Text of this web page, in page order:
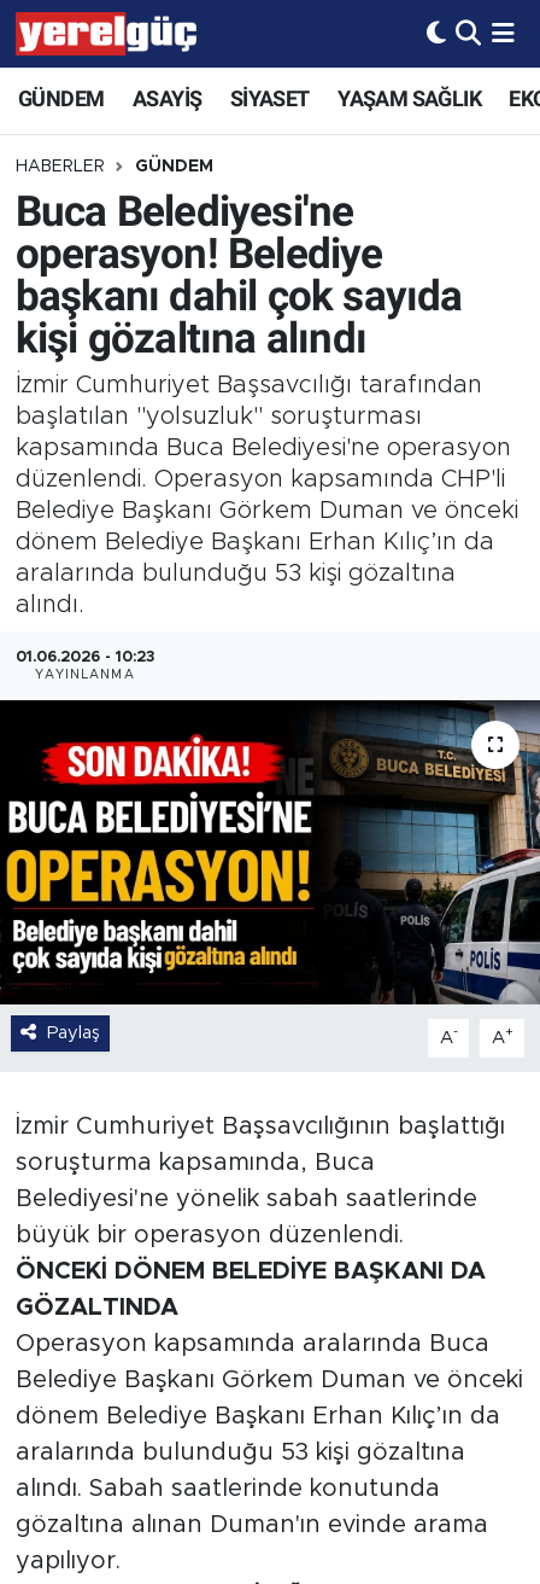
GÜNDEM ASAYİŞ SİYASET YAŞAM SAĞLIK
HABERLER GÜNDEM
Buca Belediyesi'ne
operasyon! Belediye
başkanı dahil çok sayıda
kişi gözaltına alındı
İzmir Cumhuriyet Başsavcılığı tarafından
başlatılan "yolsuzluk" soruşturması
kapsamında Buca Belediyesi'ne operasyon
düzenlendi. Operasyon kapsamında CHP'li
Belediye Başkanı Görkem Duman ve önceki
dönem Belediye Başkanı Erhan Kılıç’ın da
aralarında bulunduğu 53 kişi gözaltına
alındı.
01.06.2026 - 10:23
YAYINLANMA
Paylaş A- A+
İzmir Cumhuriyet Başsavcılığının başlattığı
soruşturma kapsamında, Buca
Belediyesi'ne yönelik sabah saatlerinde
büyük bir operasyon düzenlendi.
ÖNCEKİ DÖNEM BELEDİYE BAŞKANI DA
GÖZALTINDA
Operasyon kapsamında aralarında Buca
Belediye Başkanı Görkem Duman ve önceki
dönem Belediye Başkanı Erhan Kılıç’ın da
aralarında bulunduğu 53 kişi gözaltına
alındı. Sabah saatlerinde konutunda
gözaltına alınan Duman'ın evinde arama
yapılıyor.